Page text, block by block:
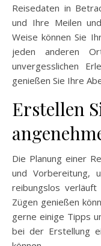
Reisedaten in
und Ihre Meilen
Weise können Sie
jeden anderen
unvergesslichen
genießen Sie Ihre
Erstellen
Die Planung einer
und Vorbereitung,
reibungslos
Zügen genießen
gerne einige Tipps
bei der Erstellung